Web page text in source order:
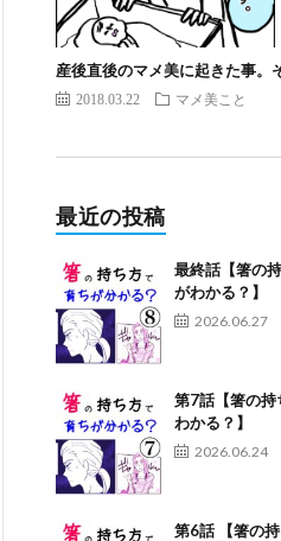
産後直後のマメ美に起きた事
2018.03.22 マメ美こと
最近の投稿
最終話【箸の
がわかる？】
2026.06.27
第7話【箸の持
わかる？】
2026.06.24
第6話 【箸の